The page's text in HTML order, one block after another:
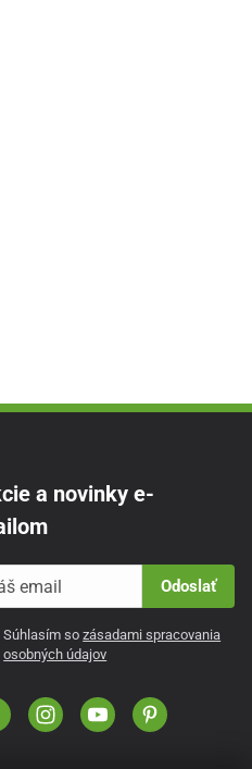
a novinky e-
Odoslať
Súhlasím sozásadami spracovania
osobných údajov